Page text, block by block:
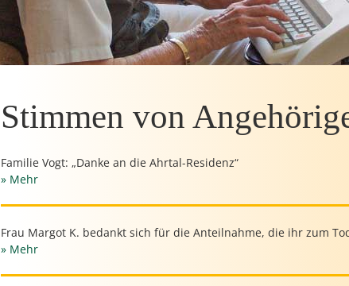
Stimmen von
Familie Vogt: „Danke an die Ahrtal-Residenz“
» Mehr
Frau Margot K. bedankt sich für die Anteilnahme, die ihr zum
» Mehr